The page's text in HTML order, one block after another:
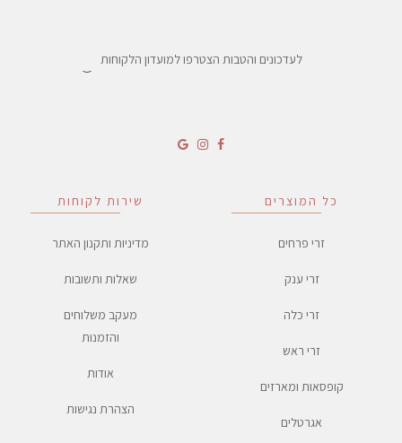
כל המוצרים
זרי פרחים
זרי ענק
זרי כלה
זרי ראש
קופסאות ומארזים
אגרטלים
שירות לקוחות
מדיניות ותקנון האתר
שאלות ותשובות
מעקב משלוחים
והזמנות
אודות
הצהרת נגישות
לעדכונים והטבות הצטרפו למועדון הלקוחות